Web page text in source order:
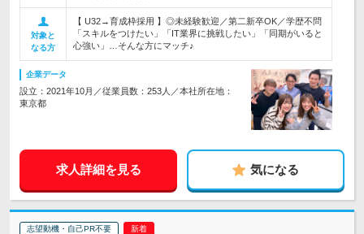
対象と
なる方
【 U32→育成枠採用 】◎未経験歓迎／第二新卒OK／学歴不問
「スキルをつけたい」「IT業界に挑戦したい」「同期がいると
心強い」…そんな方にマッチ♪
企業データ
設立：2021年10月／従業員数：253人／本社所在地：
東京都
求人詳細を見る 気になる
志望動機・自己PR不要